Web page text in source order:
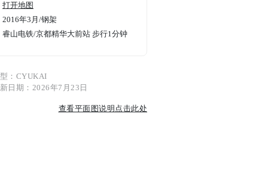
打开地图
2016年3月 /钢架
睿山电铁/京都精华大前站 步行1分钟
：CYUKAI
日期：2026年7月23日
查看平面图说明点击此处